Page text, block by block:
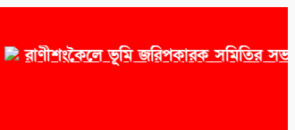
রাণীশংকৈলে ভূমি জরিপকারক সমিতির